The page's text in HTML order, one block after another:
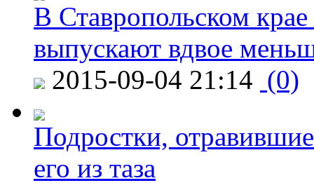
В Ставропольском
выпускают вдвое
2015-09-04 21:14 (0)
Подростки,
его из таза